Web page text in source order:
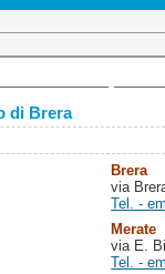
di Brera
Brera
via
Tel. -
Merate
via E.
Tel. -